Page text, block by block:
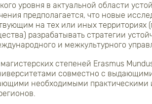
уровня в актуальной области
предполагается, что новые
на тех или иных территориях
разрабатывать стратегии
и межкультурного
степеней Erasmus
совместно с
необходимыми практическими